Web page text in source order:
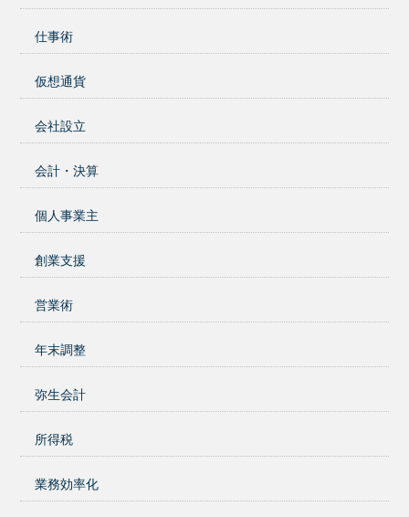
仕事術
仮想通貨
会社設立
会計・決算
個人事業主
創業支援
営業術
年末調整
弥生会計
所得税
業務効率化